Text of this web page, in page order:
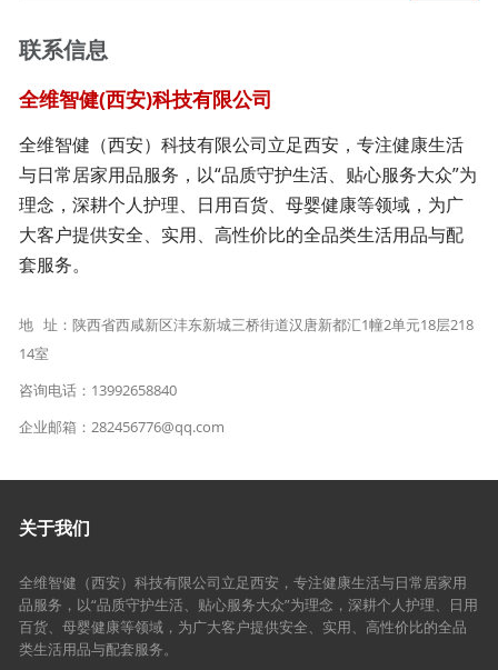
联系信息
全维智健(西安)科技有限公司
全维智健（西安）科技有限公司立足西安，专注健康生活
与日常居家用品服务，以“品质守护生活、贴心服务大众”为
理念，深耕个人护理、日用百货、母婴健康等领域，为广
大客户提供安全、实用、高性价比的全品类生活用品与配
套服务。
地 址：陕西省西咸新区沣东新城三桥街道汉唐新都汇1幢2单元18层218
14室
咨询电话：13992658840
企业邮箱：282456776@qq.com
关于我们
全维智健（西安）科技有限公司立足西安，专注健康生活与日常居家用
品服务，以“品质守护生活、贴心服务大众”为理念，深耕个人护理、日用
百货、母婴健康等领域，为广大客户提供安全、实用、高性价比的全品
类生活用品与配套服务。